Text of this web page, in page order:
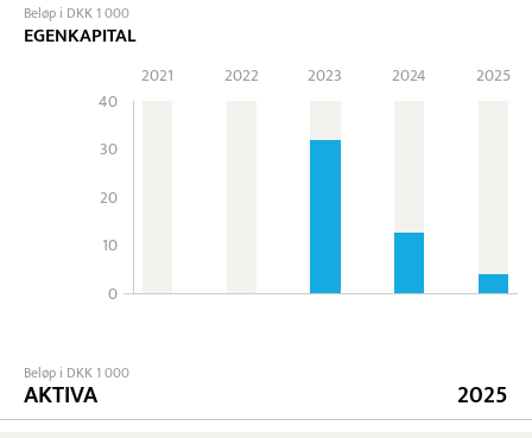
Beløp i DKK 1 000
EGENKAPITAL
40
30
20
10
0
2021 2022 2023 2024 2025
Beløp i DKK 1 000
AKTIVA 2025